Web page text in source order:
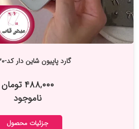
گارد پاپیون شاین دار کد-۱۲۲۴۳۰
۴۸۸,۰۰۰ تومان
ناموجود
جزئیات محصول